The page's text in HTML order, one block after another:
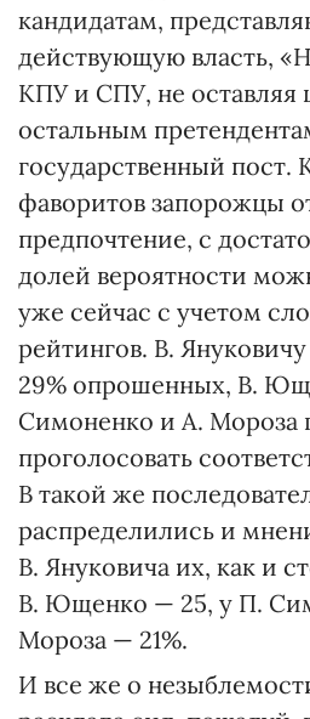
кандидатам,
действующую власть,
КПУ и СПУ, не оставляя
остальным
государственный пост.
фаворитов запорожцы
предпочтение, с
долей вероятности
уже сейчас с учетом
рейтингов. В.
29% опрошенных, В.
Симоненко и А. Мороза
проголосовать
В такой же
распределились и
В. Януковича их, как и
В. Ющенко — 25, у П.
Мороза — 21%.
И все же о